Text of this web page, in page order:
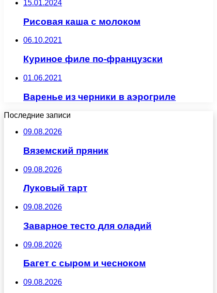
15.01.2024
Рисовая каша с молоком
06.10.2021
Куриное филе по-французски
01.06.2021
Варенье из черники в аэрогриле
Последние записи
09.08.2026
Вяземский пряник
09.08.2026
Луковый тарт
09.08.2026
Заварное тесто для оладий
09.08.2026
Багет с сыром и чесноком
09.08.2026